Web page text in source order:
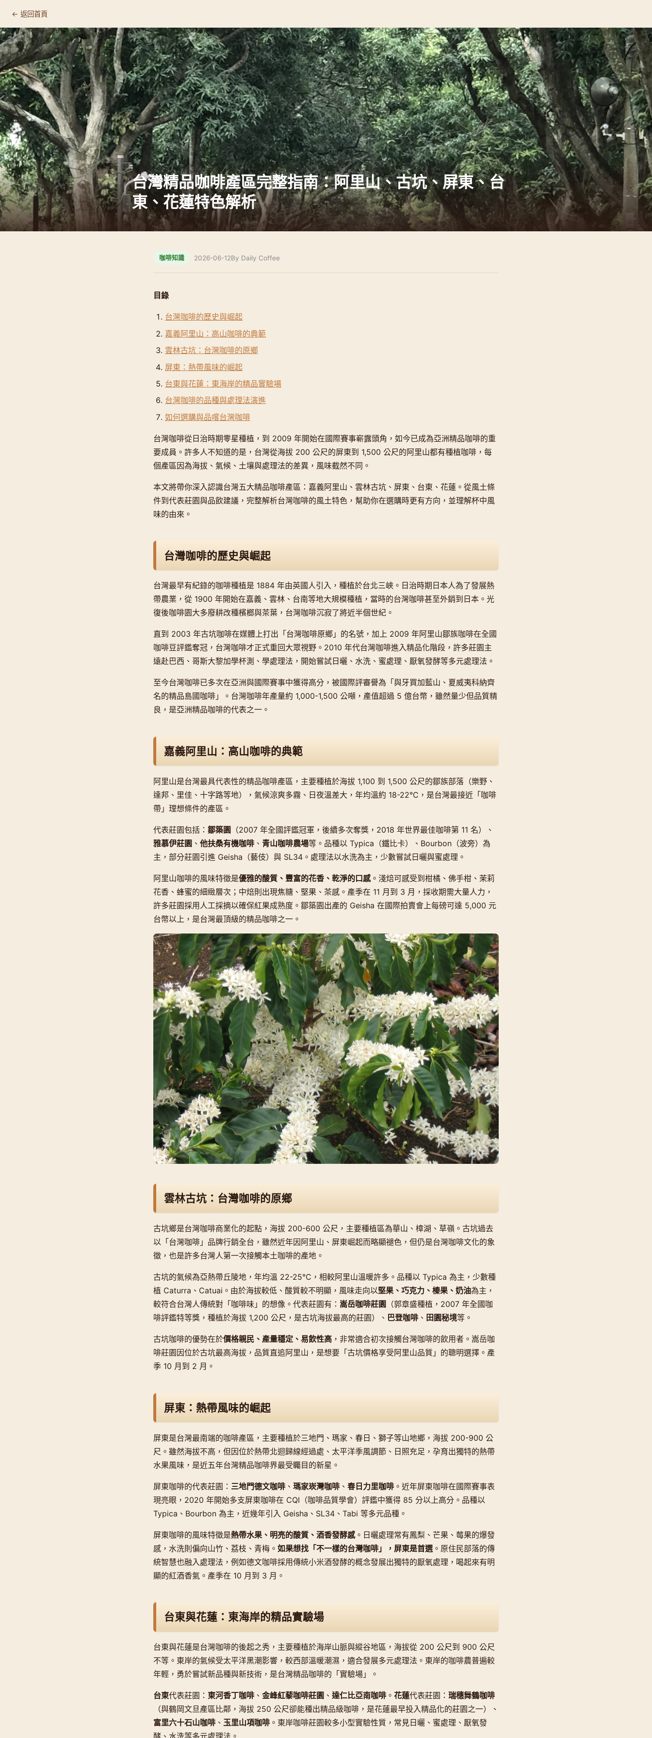
台灣咖啡的歷史與崛起
嘉義阿里山：高山咖啡的典範
雲林古坑：台灣咖啡的原鄉
屏東：熱帶風味的崛起
台東與花蓮：東海岸的精品實驗場
台灣咖啡的品種與處理法演進
如何選購與品嚐台灣咖啡
← 返回首頁
台灣精品咖啡產區完整指南：阿里山、古坑、屏東、台
東、花蓮特色解析
咖啡知識 2026-06-12By Daily Coffee
目錄
台灣咖啡的歷史與崛起
嘉義阿里山：高山咖啡的典範
雲林古坑：台灣咖啡的原鄉
屏東：熱帶風味的崛起
台東與花蓮：東海岸的精品實驗場
台灣咖啡的品種與處理法演進
如何選購與品嚐台灣咖啡
台灣咖啡從日治時期零星種植，到 2009 年開始在國際賽事嶄露頭角，如今已成為亞洲精品咖啡的重
要成員。許多人不知道的是，台灣從海拔 200 公尺的屏東到 1,500 公尺的阿里山都有種植咖啡，每
個產區因為海拔、氣候、土壤與處理法的差異，風味截然不同。
本文將帶你深入認識台灣五大精品咖啡產區：嘉義阿里山、雲林古坑、屏東、台東、花蓮。從風土條
件到代表莊園與品飲建議，完整解析台灣咖啡的風土特色，幫助你在選購時更有方向，並理解杯中風
味的由來。
台灣咖啡的歷史與崛起
台灣最早有紀錄的咖啡種植是 1884 年由英國人引入，種植於台北三峽。日治時期日本人為了發展熱
帶農業，從 1900 年開始在嘉義、雲林、台南等地大規模種植，當時的台灣咖啡甚至外銷到日本。光
復後咖啡園大多廢耕改種檳榔與茶葉，台灣咖啡沉寂了將近半個世紀。
直到 2003 年古坑咖啡在媒體上打出「台灣咖啡原鄉」的名號，加上 2009 年阿里山鄒族咖啡在全國
咖啡豆評鑑奪冠，台灣咖啡才正式重回大眾視野。2010 年代台灣咖啡進入精品化階段，許多莊園主
遠赴巴西、哥斯大黎加學杯測、學處理法，開始嘗試日曬、水洗、蜜處理、厭氧發酵等多元處理法。
至今台灣咖啡已多次在亞洲與國際賽事中獲得高分，被國際評審譽為「與牙買加藍山、夏威夷科納齊
名的精品島國咖啡」。台灣咖啡年產量約 1,000-1,500 公噸，產值超過 5 億台幣，雖然量少但品質精
良，是亞洲精品咖啡的代表之一。
嘉義阿里山：高山咖啡的典範
阿里山是台灣最具代表性的精品咖啡產區，主要種植於海拔 1,100 到 1,500 公尺的鄒族部落（樂野、
達邦、里佳、十字路等地），氣候涼爽多霧、日夜溫差大，年均溫約 18-22°C，是台灣最接近「咖啡
帶」理想條件的產區。
代表莊園包括： 鄒築園 （2007 年全國評鑑冠軍，後續多次奪獎，2018 年世界最佳咖啡第 11 名）、
雅慕伊莊園 、 他扶桑有機咖啡 、 青山咖啡農場等。品種以 Typica（鐵比卡）、Bourbon（波旁）為
主，部分莊園引進 Geisha（藝伎）與 SL34。處理法以水洗為主，少數嘗試日曬與蜜處理。
阿里山咖啡的風味特徵是優雅的酸質、豐富的花香、乾淨的口感。淺焙可感受到柑橘、佛手柑、茉莉
花香、蜂蜜的細緻層次；中焙則出現焦糖、堅果、茶感。產季在 11 月到 3 月，採收期需大量人力，
許多莊園採用人工採摘以確保紅果成熟度。鄒築園出產的 Geisha 在國際拍賣會上每磅可達 5,000 元
台幣以上，是台灣最頂級的精品咖啡之一。
雲林古坑：台灣咖啡的原鄉
古坑鄉是台灣咖啡商業化的起點，海拔 200-600 公尺，主要種植區為華山、樟湖、草嶺。古坑過去
以「台灣咖啡」品牌行銷全台，雖然近年因阿里山、屏東崛起而略顯褪色，但仍是台灣咖啡文化的象
徵，也是許多台灣人第一次接觸本土咖啡的產地。
古坑的氣候為亞熱帶丘陵地，年均溫 22-25°C，相較阿里山溫暖許多。品種以 Typica 為主，少數種
植 Caturra、Catuai。由於海拔較低、酸質較不明顯，風味走向以堅果、巧克力、榛果、奶油為主，
較符合台灣人傳統對「咖啡味」的想像。代表莊園有： 嵩岳咖啡莊園 （郭章盛種植，2007 年全國咖
啡評鑑特等獎，種植於海拔 1,200 公尺，是古坑海拔最高的莊園）、 巴登咖啡 、 田園秘境等。
古坑咖啡的優勢在於價格親民、產量穩定、易飲性高 ，非常適合初次接觸台灣咖啡的飲用者。嵩岳咖
啡莊園因位於古坑最高海拔，品質直追阿里山，是想要「古坑價格享受阿里山品質」的聰明選擇。產
季 10 月到 2 月。
屏東：熱帶風味的崛起
屏東是台灣最南端的咖啡產區，主要種植於三地門、瑪家、春日、獅子等山地鄉，海拔 200-900 公
尺。雖然海拔不高，但因位於熱帶北迴歸線經過處、太平洋季風調節、日照充足，孕育出獨特的熱帶
水果風味，是近五年台灣精品咖啡界最受矚目的新星。
屏東咖啡的代表莊園： 三地門德文咖啡 、 瑪家崁灣咖啡 、 春日力里咖啡 。近年屏東咖啡在國際賽事表
現亮眼，2020 年開始多支屏東咖啡在 CQI（咖啡品質學會）評鑑中獲得 85 分以上高分。品種以
Typica、Bourbon 為主，近幾年引入 Geisha、SL34、Tabi 等多元品種。
屏東咖啡的風味特徵是熱帶水果、明亮的酸質、酒香發酵感。日曬處理常有鳳梨、芒果、莓果的爆發
感，水洗則偏向山竹、荔枝、青梅。 如果想找「不一樣的台灣咖啡」，屏東是首選 。原住民部落的傳
統智慧也融入處理法，例如德文咖啡採用傳統小米酒發酵的概念發展出獨特的厭氧處理，喝起來有明
顯的紅酒香氣。產季在 10 月到 3 月。
台東與花蓮：東海岸的精品實驗場
台東與花蓮是台灣咖啡的後起之秀，主要種植於海岸山脈與縱谷地區，海拔從 200 公尺到 900 公尺
不等。東岸的氣候受太平洋黑潮影響，較西部溫暖潮濕，適合發展多元處理法。東岸的咖啡農普遍較
年輕，勇於嘗試新品種與新技術，是台灣精品咖啡的「實驗場」。
台東代表莊園： 東河香丁咖啡 、 金峰紅藜咖啡莊園 、 達仁比亞南咖啡 。 花蓮代表莊園： 瑞穗舞鶴咖啡
（與鶴岡文旦產區比鄰，海拔 250 公尺卻能種出精品級咖啡，是花蓮最早投入精品化的莊園之一）、
富里六十石山咖啡 、 玉里山項咖啡 。東岸咖啡莊園較多小型實驗性質，常見日曬、蜜處理、厭氧發